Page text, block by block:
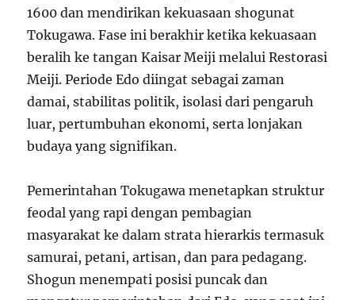
1600 dan mendirikan kekuasaan shogunat
Tokugawa. Fase ini berakhir ketika kekuasaan
beralih ke tangan Kaisar Meiji melalui Restorasi
Meiji. Periode Edo diingat sebagai zaman
damai, stabilitas politik, isolasi dari pengaruh
luar, pertumbuhan ekonomi, serta lonjakan
budaya yang signifikan.
Pemerintahan Tokugawa menetapkan struktur
feodal yang rapi dengan pembagian
masyarakat ke dalam strata hierarkis termasuk
samurai, petani, artisan, dan para pedagang.
Shogun menempati posisi puncak dan